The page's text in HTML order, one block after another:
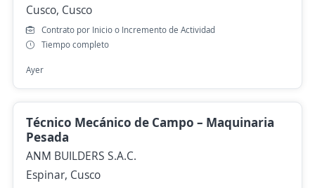
Cusco, Cusco
Contrato por Inicio o Incremento de Actividad
Tiempo completo
Ayer
Técnico Mecánico de Campo – Maquinaria
Pesada
ANM BUILDERS S.A.C.
Espinar, Cusco